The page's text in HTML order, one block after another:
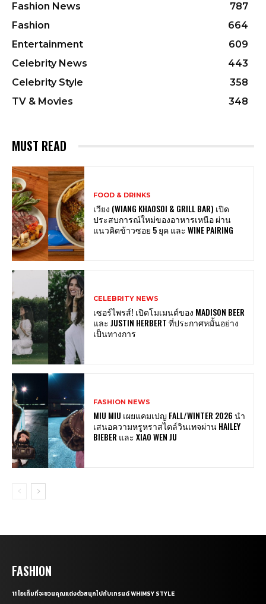
Fashion News
787
Fashion
664
Entertainment
609
Celebrity News
443
Celebrity Style
358
TV & Movies
348
MUST READ
FOOD & DRINKS
เวียง (WIANG KHAOSOI & GRILL BAR) เปิด
ประสบการณ์ใหม่ของอาหารเหนือ ผ่าน
แนวคิดข้าวซอย 5 ยุค และ WINE PAIRING
CELEBRITY NEWS
เซอร์ไพรส์! เปิดโมเมนต์ของ MADISON BEER
และ JUSTIN HERBERT ที่ประกาศหมั้นอย่าง
เป็นทางการ
FASHION NEWS
MIU MIU เผยแคมเปญ FALL/WINTER 2026 นำ
เสนอความหรูหราสไตล์วินเทจผ่าน HAILEY
BIEBER และ XIAO WEN JU
FASHION
11 ไอเท็มที่จะชวนคุณแต่งตัวสนุกไปกับเทรนด์ WHIMSY STYLE